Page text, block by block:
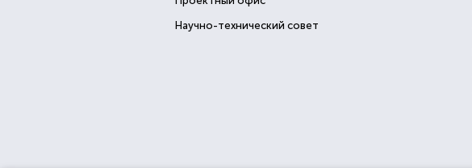
Научно-технический совет